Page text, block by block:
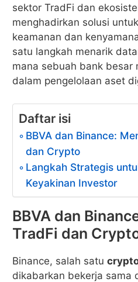
sektor TradFi dan
menghadirkan solusi
keamanan dan
satu langkah menarik
mana sebuah bank besar
dalam pengelolaan aset
Daftar isi
BBVA dan Binance:
dan Crypto
Langkah Strategis
Keyakinan Investor
BBVA dan
TradFi dan
Binance, salah satu
dikabarkan bekerja sama